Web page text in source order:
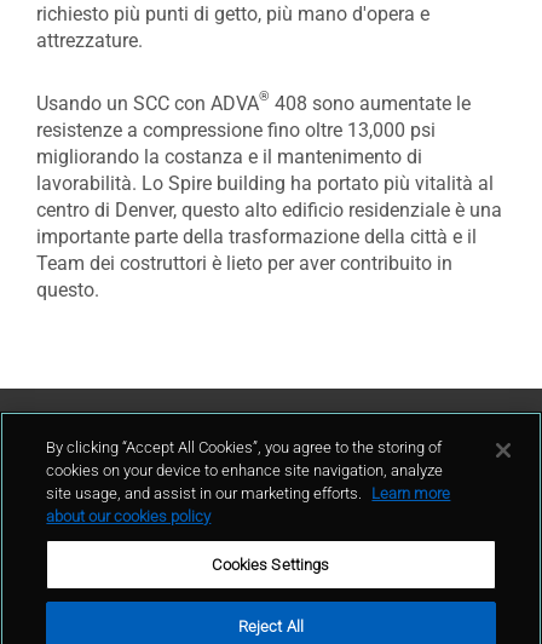
richiesto più punti di getto, più mano d'opera e
attrezzature.
Usando un SCC con ADVA® 408 sono aumentate le
resistenze a compressione fino oltre 13,000 psi
migliorando la costanza e il mantenimento di
lavorabilità. Lo Spire building ha portato più vitalità al
centro di Denver, questo alto edificio residenziale è una
importante parte della trasformazione della città e il
Team dei costruttori è lieto per aver contribuito in
questo.
Contattaci
contatto
Condizioni d'uso
By clicking “Accept All Cookies”, you agree to the storing of
cookies on your device to enhance site navigation, analyze
site usage, and assist in our marketing efforts.
Learn more
about our cookies policy
Cookies Settings
Reject All